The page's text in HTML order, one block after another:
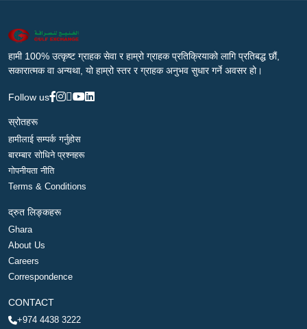
हामी 100% उत्कृष्ट ग्राहक सेवा र हाम्रो ग्राहक प्रतिक्रियाको लागि प्रतिबद्ध छौं,
सकारात्मक वा अन्यथा, यो हाम्रो स्तर र ग्राहक अनुभव सुधार गर्ने अवसर हो।
Follow us
स्रोतहरू
हामीलाई सम्पर्क गर्नुहोस
बारम्बार सोधिने प्रश्नहरू
गोपनीयता नीति
Terms & Conditions
द्रुत लिङ्कहरू
Ghara
About Us
Careers
Correspondence
CONTACT
+974 4438 3222